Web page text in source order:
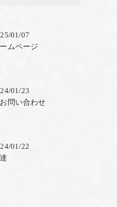
01/07
ムページ
01/23
問い合わせ
01/22